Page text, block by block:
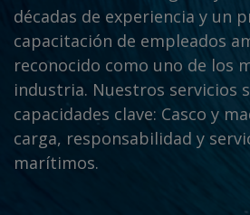
décadas de experiencia y un
capacitación de empleados
reconocido como uno de los
industria. Nuestros servicios
capacidades clave: Casco y
carga, responsabilidad y
marítimos.